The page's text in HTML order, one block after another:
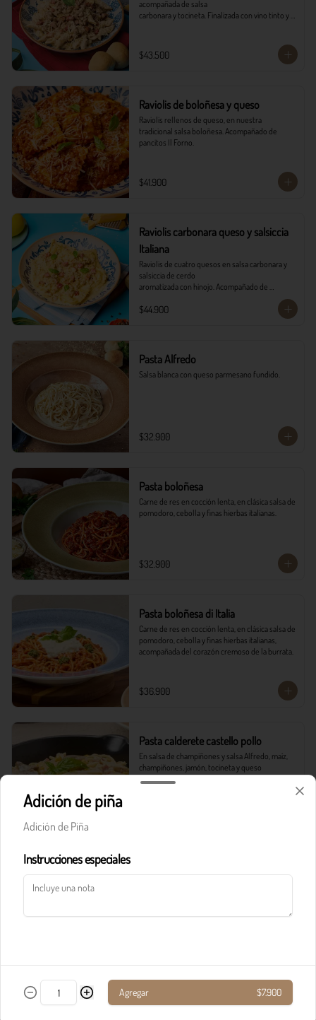
acompañada de salsa
carbonara y tocineta. Finalizada con vino tinto y
$43.500
Raviolis de boloñesa y queso
Raviolis rellenos de queso, en nuestra
tradicional salsa boloñesa. Acompañado de
pancitos Il Forno.
$41.900
Raviolis carbonara queso y salsiccia
Italiana
Raviolis de cuatro quesos en salsa carbonara y
salsiccia de cerdo
aromatizada con hinojo. Acompañado de
fresca y pancitos il forno.
$44.900
Pasta Alfredo
Salsa blanca con queso parmesano fundido.
$32.900
Pasta boloñesa
Carne de res en cocción lenta, en clásica salsa de
pomodoro, cebolla y finas hierbas italianas.
$32.900
Pasta boloñesa di Italia
Carne de res en cocción lenta, en clásica salsa de
pomodoro, cebolla y finas hierbas italianas,
acompañada del corazón cremoso de la burrata.
$36.900
Pasta calderete castello pollo
En salsa de champiñones y salsa Alfredo, maíz,
champiñones, jamón, tocineta y queso
parmesano.
Pasta calderete pollo al pesto
Adición de piña
Adición de Piña
Instrucciones especiales
Agregar $7.900